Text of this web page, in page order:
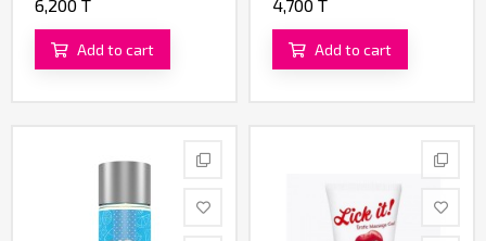
(100 ML)
6,200 T
Add to cart
4,700 T
Add to cart